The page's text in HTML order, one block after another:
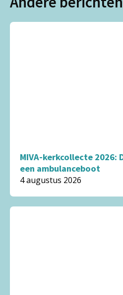
MIVA-kerkcollecte 2026:
een ambulanceboot
4 augustus 2026